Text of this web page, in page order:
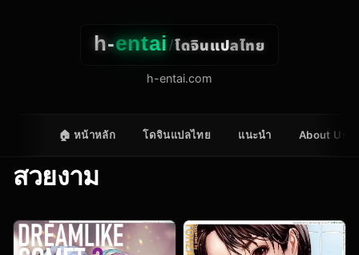
h-entai/โดจินแปลไทย
h-entai.com
🏠 หน้าหลัก โดจินแปลไทย แนะนำ About Us
สวยงาม